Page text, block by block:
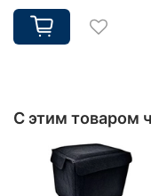
С этим товаром